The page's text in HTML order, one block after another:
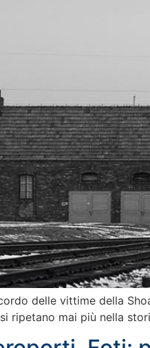
delle vittime della
ripetano mai più nella